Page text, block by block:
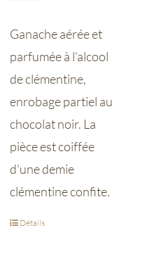
Ganache aérée et
parfumée à l'alcool
de clémentine,
enrobage partiel au
chocolat noir. La
pièce est coiffée
d'une demie
clémentine confite.
Détails